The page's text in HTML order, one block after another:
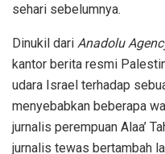
sehari sebelumnya.
Dinukil dari Anadolu
kantor berita resmi
udara Israel terhadap
menyebabkan beberapa
jurnalis perempuan Alaa’
jurnalis tewas bertambah